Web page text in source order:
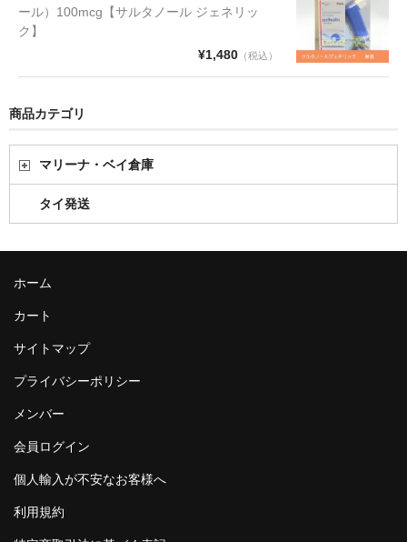
ール）100mcg【サルタノール ジェネリッ
ク】
¥1,480（税込）
商品カテゴリ
マリーナ・ベイ倉庫
タイ発送
ホーム
カート
サイトマップ
プライバシーポリシー
メンバー
会員ログイン
個人輸入が不安なお客様へ
利用規約